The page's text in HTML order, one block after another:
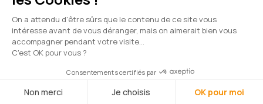
auditives innovantes et redécouvrez un son naturel et
limpide en toute discrétion.
Politique des donnéesMentions légales
On a attendu d'être sûrs que le contenu de ce site vous
intéresse avant de vous déranger, mais on aimerait bien vous
accompagner pendant votre visite...
C'est OK pour vous ?
Consentements certifiés par
Non merci Je choisis OK pour moi